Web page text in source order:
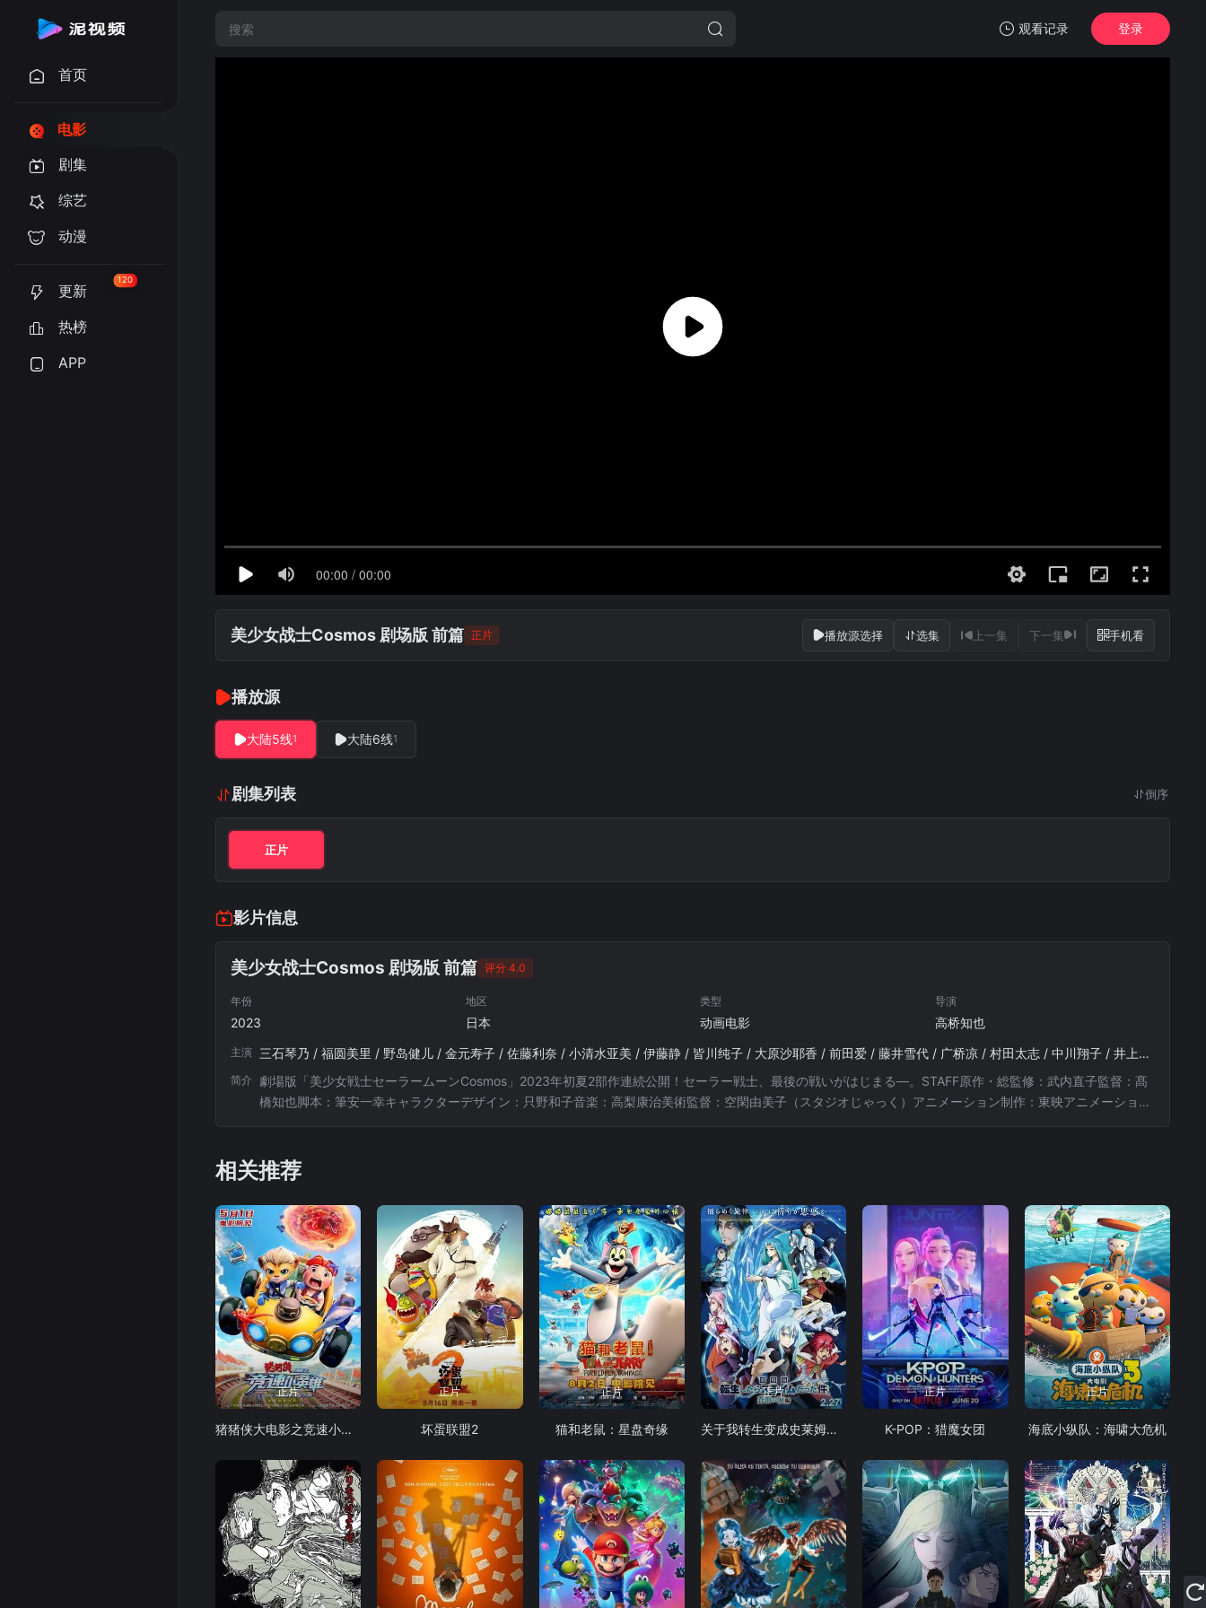
观看记录 登录
首页
电影
剧集
综艺
动漫
更新
120
热榜
APP
美少女战士Cosmos 剧场版 前篇 正片 播放源选择 选集 上一集 下一集 手机看
播放源
大陆5线1 大陆6线1
剧集列表 倒序
正片
影片信息
美少女战士Cosmos 剧场版 前篇 评分 4.0
年份
2023
地区
日本
类型
动画电影
导演
高桥知也
主演 三石琴乃 / 福圆美里 / 野岛健儿 / 金元寿子 / 佐藤利奈 / 小清水亚美 / 伊藤静 / 皆川纯子 / 大原沙耶香 / 前田爱 / 藤井雪代 / 广桥凉 / 村田太志 / 中川翔子 / 井上麻里奈 / 早见沙织 / 佐仓绫音 / 小泉濑奈 / 村濑步 / 日笠阳子 / 伊濑茉莉也 / 工藤晴香 / 三上枝织 / 伊藤加奈惠 / 水泽史绘 / 小松由佳 / 水树奈奈 / 林原惠美
简介
劇場版「美少女戦士セーラームーンCosmos」2023年初夏2部作連続公開！セーラー戦士、最後の戦いがはじまる―。STAFF原作・総監修：武内直子監督：髙
橋知也脚本：筆安一幸キャラクターデザイン：只野和子音楽：高梨康治美術監督：空閑由美子（スタジオじゃっく）アニメーション制作：東映アニメーショ
相关推荐
正片
猪猪侠大电影之竞速小英雄
正片
坏蛋联盟2
正片
猫和老鼠：星盘奇缘
正片
关于我转生变成史莱姆这档事苍海之泪篇-劇場版
正片
K-POP：猎魔女团
正片
海底小纵队：海啸大危机